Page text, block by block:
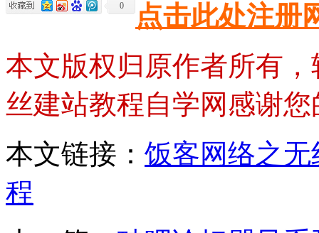
点击此处注册
0
本文版权归原作者所有
丝建站教程自学网感谢
本文链接： 饭客网络之
程